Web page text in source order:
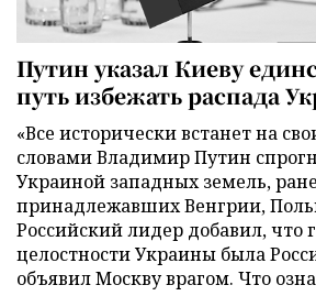
Путин указал Киеву
путь избежать распада
«Все исторически встанет на
словами Владимир Путин
Украиной западных земель,
принадлежавших Венгрии,
Российский лидер добавил, что
целостности Украины была
объявил Москву врагом. Что